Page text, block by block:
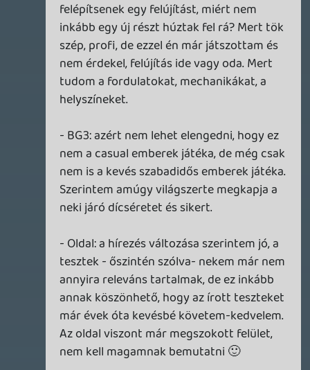
Apróság csak, hogy néha nagyon
beszűrődött valakitől az egérklikkelés, de
nem para 🙂
Dont 2023.12.31 12:06:09 #1yyf8
Nem erre a konkrét részre írtam, hanem
Azt is mondom, hogy nem várom el, hogy
egyetértsetek velem, de fun fact, ti sem
azt írjátok, hogy jók, hanem azt, hogy nem
illik bemondani, hogy nem tetszik.
Tök jó, hogy a szabaidejükben,
van? Ne érts félre, a mocskolódásnak itt
hogy ezt tettem volna, mindössze vállalom
a véleményem, mi szerint esett a
színvonal. Millió ingyen, lelkesedésből
előállított tartalom van a neten,
szentségtörés azt mondani, hogy ezek
különböző színvonalúak? Valahol olyan ez,
mint az idősek tisztelete, miért járna alanyi
jogon? Ki kell érdemelni. Miért kéne, hogy